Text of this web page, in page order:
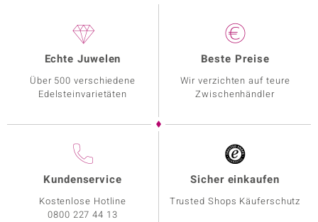
Echte Juwelen
Über 500 verschiedene
Edelsteinvarietäten
Beste Preise
Wir verzichten auf teure
Zwischenhändler
Kundenservice
Kostenlose Hotline
0800 227 44 13
Sicher einkaufen
Trusted Shops Käuferschutz